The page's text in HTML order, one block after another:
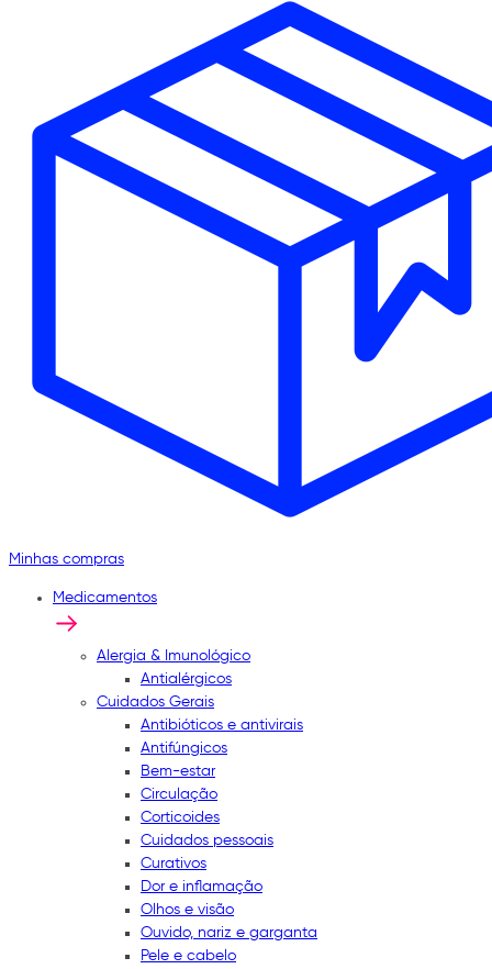
Minhas compras
Medicamentos
Alergia & Imunológico
Antialérgicos
Cuidados Gerais
Antibióticos e antivirais
Antifúngicos
Bem-estar
Circulação
Corticoides
Cuidados pessoais
Curativos
Dor e inflamação
Olhos e visão
Ouvido, nariz e garganta
Pele e cabelo